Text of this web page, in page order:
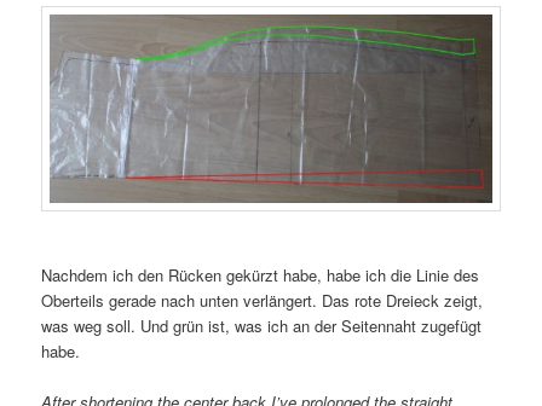
Nachdem ich den Rücken gekürzt habe, habe ich die Linie des
Oberteils gerade nach unten verlängert. Das rote Dreieck zeigt,
was weg soll. Und grün ist, was ich an der Seitennaht zugefügt
habe.